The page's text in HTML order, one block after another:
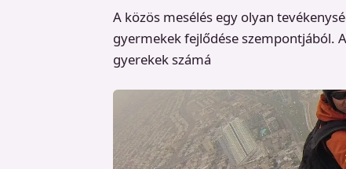
A közös mesélés egy olyan
gyermekek fejlődése szempontjából.
gyerekek számá